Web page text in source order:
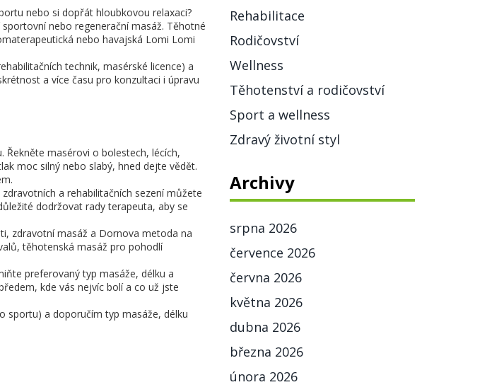
nebo si dopřát hloubkovou relaxaci?
nebo regenerační masáž. Těhotné
nebo havajská Lomi Lomi
technik, masérské licence) a
a více času pro konzultaci i úpravu
masérovi o bolestech, lécích,
moc silný nebo slabý, hned dejte vědět.
a rehabilitačních sezení můžete
dodržovat rady terapeuta, aby se
zdravotní masáž a Dornova metoda na
těhotenská masáž pro pohodlí
preferovaný typ masáže, délku a
kde vás nejvíc bolí a co už jste
sportu) a doporučím typ masáže, délku
Rehabilitace
Rodičovství
Wellness
Těhotenství a rodičovství
Sport a wellness
Zdravý životní styl
Archivy
srpna 2026
července 2026
června 2026
května 2026
dubna 2026
března 2026
února 2026